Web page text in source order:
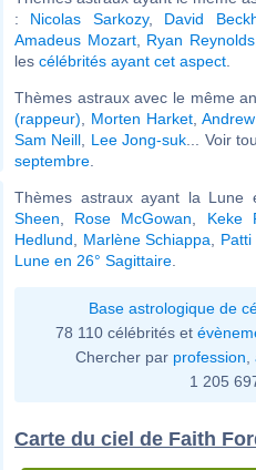
: Nicolas Sarkozy, David
Amadeus Mozart, Ryan Reynolds,
les célébrités ayant cet aspect
Thèmes astraux avec le même
(rappeur)
Morten Harket
Sam Neill
Lee Jong-suk ... Voir
septembre
Thèmes astraux ayant la Lune
Sheen
Rose McGowan Keke
Hedlund
Marlène Schiappa Patti
Lune en 26° Sagittaire
Base astrologique de
78 110 célébrités et
Chercher par profession
1 205
Carte du ciel de Faith